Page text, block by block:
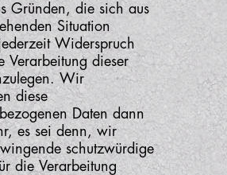
Gründen, die sich aus
Situation
Widerspruch
Verarbeitung dieser
Wir
diese
Daten dann
es sei denn, wir
schutzwürdige
die Verarbeitung